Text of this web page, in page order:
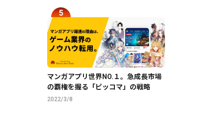
マンガアプリ世界NO.１。急成長市場
の覇権を握る「ピッコマ」の戦略
2022/3/8